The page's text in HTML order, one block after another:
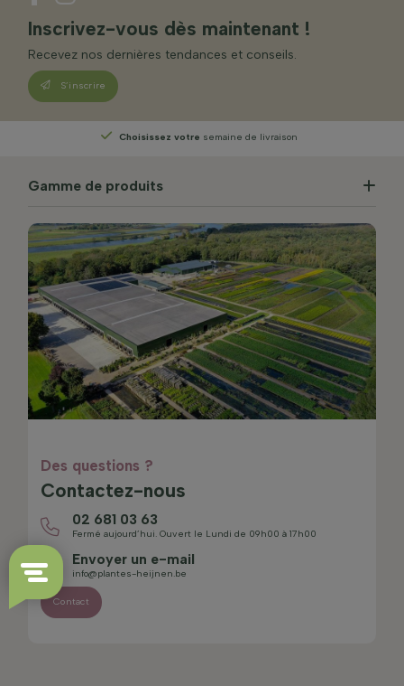
Inscrivez-vous dès maintenant !
Recevez nos dernières tendances et conseils.
S’inscrire
Choisissez votre semaine de livraison
Gamme de produits
Des questions ?
Contactez-nous
02 681 03 63
Fermé aujourd’hui. Ouvert le Lundi de 09h00 à 17h00
Envoyer un e-mail
info@plantes-heijnen.be
Contact